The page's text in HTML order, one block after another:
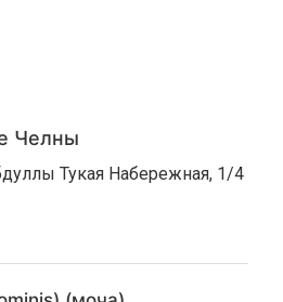
Челны
Тукая Набережная, 1/4